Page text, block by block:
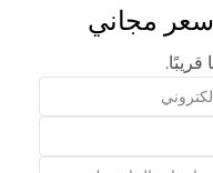
مجاني